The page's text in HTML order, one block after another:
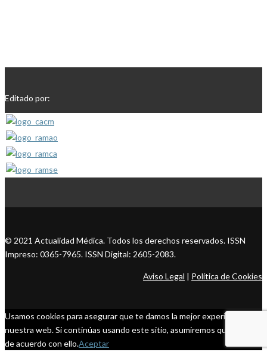
Editado por:
© 2021 Actualidad Médica. Todos los derechos reservados. ISSN
Impreso: 0365-7965. ISSN Digital: 2605-2083.
Aviso Legal | Política de Cookies
Usamos cookies para asegurar que te damos la mejor experiencia en
nuestra web. Si continúas usando este sitio, asumiremos que estás
de acuerdo con ello.Aceptar